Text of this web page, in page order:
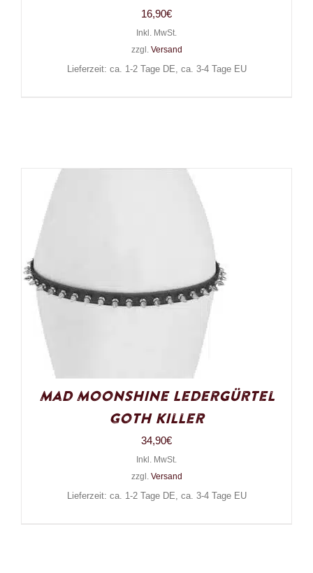
16,90€
Inkl. MwSt.
zzgl. Versand
Lieferzeit: ca. 1-2 Tage DE, ca. 3-4 Tage EU
Mad Moonshine Ledergürtel
Goth Killer
34,90€
Inkl. MwSt.
zzgl. Versand
Lieferzeit: ca. 1-2 Tage DE, ca. 3-4 Tage EU